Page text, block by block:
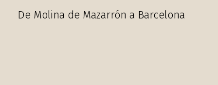
De Molina de Mazarrón a Barcelona